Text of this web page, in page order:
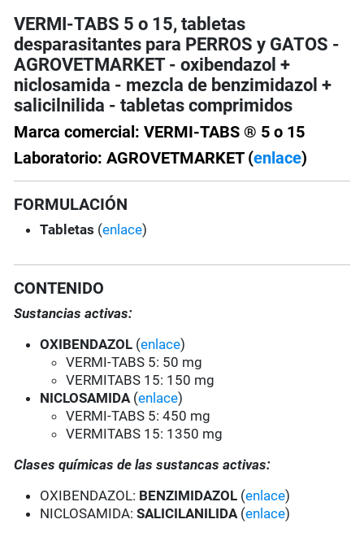
VERMI-TABS 5 o 15, tabletas
desparasitantes para PERROS y GATOS -
AGROVETMARKET - oxibendazol +
niclosamida - mezcla de benzimidazol +
salicilnilida - tabletas comprimidos
Marca comercial: VERMI-TABS ® 5 o 15
Laboratorio: AGROVETMARKET (enlace)
FORMULACIÓN
Tabletas (enlace)
CONTENIDO
Sustancias activas:
OXIBENDAZOL (enlace)
VERMI-TABS 5: 50 mg
VERMITABS 15: 150 mg
NICLOSAMIDA(enlace)
VERMI-TABS 5: 450 mg
VERMITABS 15: 1350 mg
Clases químicas de las sustancas activas:
OXIBENDAZOL: BENZIMIDAZOL (enlace)
NICLOSAMIDA:SALICILANILIDA (enlace)